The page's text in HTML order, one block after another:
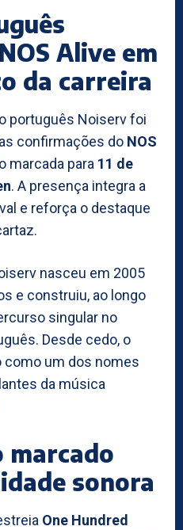
Alive em
da carreira
português Noiserv foi
confirmações do NOS
marcada para 11 de
. A presença integra a
e reforça o destaque
nasceu em 2005
e construiu, ao longo
singular no
Desde cedo, o
um dos nomes
da música
marcado
sonora
One Hundred